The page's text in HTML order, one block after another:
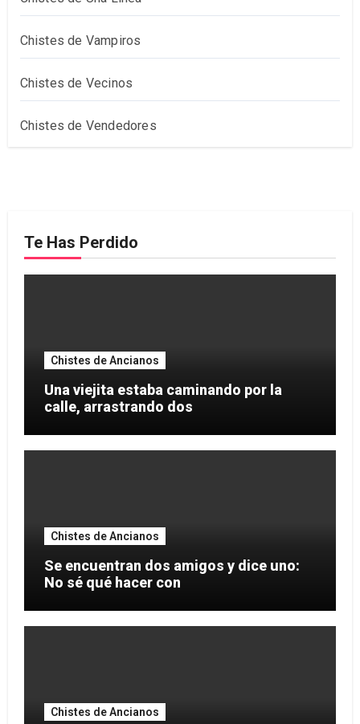
Chistes de Vampiros
Chistes de Vecinos
Chistes de Vendedores
Te Has Perdido
Chistes de Ancianos
Una viejita estaba caminando por la
calle, arrastrando dos
Chistes de Ancianos
Se encuentran dos amigos y dice uno:
No sé qué hacer con
Chistes de Ancianos